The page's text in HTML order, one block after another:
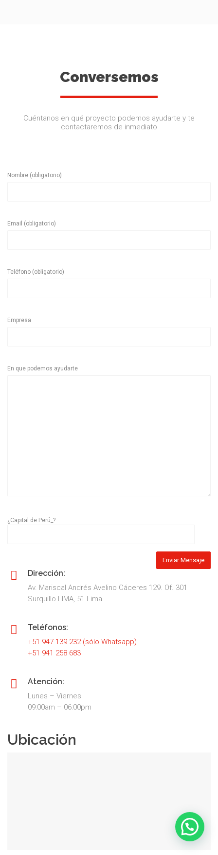
Conversemos
Cuéntanos en qué proyecto podemos ayudarte y te
contactaremos de inmediato
Nombre (obligatorio)
Email (obligatorio)
Teléfono (obligatorio)
Empresa
En que podemos ayudarte
¿Capital de Perú_?
Dirección:
Av. Mariscal Andrés Avelino Cáceres 129. Of. 301
Surquillo LIMA, 51 Lima
Teléfonos:
+51 947 139 232 (sólo Whatsapp)
+51 941 258 683
Atención:
Lunes – Viernes
09:00am – 06:00pm
Ubicación